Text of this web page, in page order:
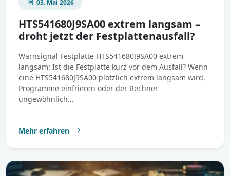
03. Mai 2026
HTS541680J9SA00 extrem langsam –
droht jetzt der Festplattenausfall?
Warnsignal Festplatte HTS541680J9SA00 extrem
langsam: Ist die Festplatte kurz vor dem Ausfall? Wenn
eine HTS541680J9SA00 plötzlich extrem langsam wird,
Programme einfrieren oder der Rechner
ungewöhnlich…
Mehr erfahren